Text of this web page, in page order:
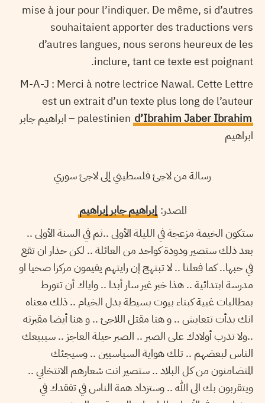
mise à jour pour l’indiquer. De même, si d’autres
souhaitaient apporter des traductions vers
d’autres langues, nous serons heureux de les
inclure, tant ce texte est poignant.
M-A-J : Merci à notre lectrice Nawal. Cette Lettre
est un extrait d’un texte plus long de l’auteur
palestinien d’Ibrahim Jaber Ibrahim
– ابراهيم جابر
ابراهيم
رسالة من لاجئ فلسطيني إلى لاجئ سوري
المصدر: إبراهيم جابر إبراهيم
ستكون الخيمة مزعجة في الليلة الأولى ..ثم في السنة الأولى ..
بعد ذلك ستصير ودودة كواحد من العائلة .. لكن حذار ان تقع
في حبها.. كما فعلنا .. لا تبتهج إن رايتهم يقيمون مركزا صحيا او
مدرسة ابتدائية .. هذا خبر غير سار أبدا .. واياك أن تتورط
بمطالبات غبية كبناء بيوت بسيطة بدل الخيام .. ذلك معناه
انك بدأت تتعايش .. و هنا مقتل اللاجئ .. و هنا أيضا مقبرته
..ولا تدرب أولادك على الصبر .. الصبر حيلة العاجز .. سيبيعك
الناس لبعضهم .. تلك هواية السياسيين .. وسيجئك
المتضامنون من كل البلاد .. ستصير انت شعارهم الانتخابي ..
ويتقربون بك الى الله .. وستزداد همة الناس في تفقدك في